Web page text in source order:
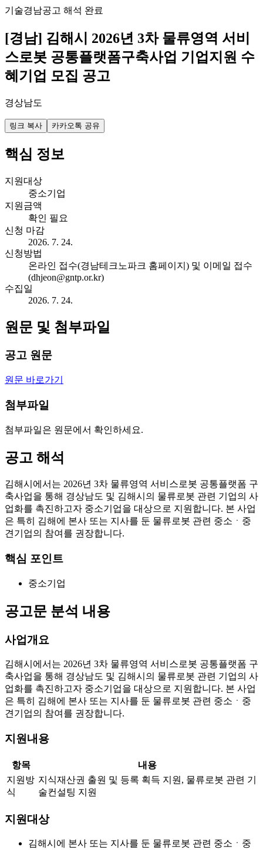
기술경남공고 해석 완료
[경남] 김해시 2026년 3차 물류영역 서비
스로봇 공통플랫폼구축사업 기업지원 수
혜기업 모집 공고
경상남도
링크 복사 카카오톡 공유
핵심 정보
지원대상
중소기업
지원금액
확인 필요
신청 마감
2026. 7. 24.
신청방법
온라인 접수(경남테크노파크 홈페이지) 및 이메일 접수
(dhjeon@gntp.or.kr)
수집일
2026. 7. 24.
원문 및 첨부파일
공고 원문
원문 바로가기
첨부파일
첨부파일은 원문에서 확인하세요.
공고 해석
김해시에서는 2026년 3차 물류영역 서비스로봇 공통플랫폼 구
축사업을 통해 경상남도 및 김해시의 물류로봇 관련 기업의 사
업화를 촉진하고자 중소기업을 대상으로 지원합니다. 본 사업
은 특히 김해에 본사 또는 지사를 둔 물류로봇 관련 중소ㆍ중
견기업의 참여를 권장합니다.
핵심 포인트
중소기업
공고문 분석 내용
사업개요
김해시에서는 2026년 3차 물류영역 서비스로봇 공통플랫폼 구
축사업을 통해 경상남도 및 김해시의 물류로봇 관련 기업의 사
업화를 촉진하고자 중소기업을 대상으로 지원합니다. 본 사업
은 특히 김해에 본사 또는 지사를 둔 물류로봇 관련 중소ㆍ중
견기업의 참여를 권장합니다.
지원내용
항목
내용
지원방
식
지식재산권 출원 및 등록 획득 지원, 물류로봇 관련 기
술컨설팅 지원
지원대상
김해시에 본사 또는 지사를 둔 물류로봇 관련 중소ㆍ중